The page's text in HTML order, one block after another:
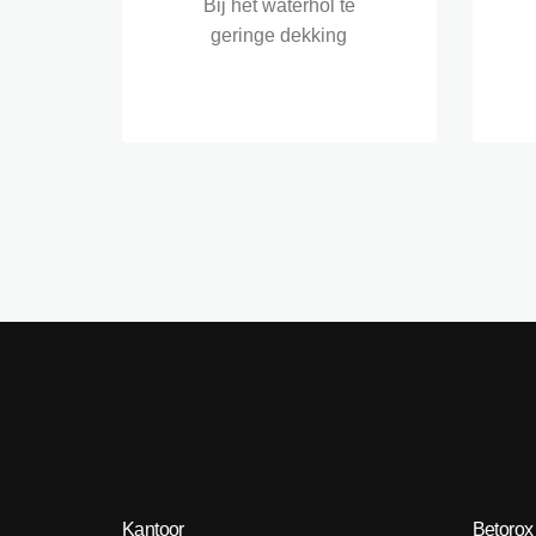
Bij het waterhol te
geringe dekking
Kantoor